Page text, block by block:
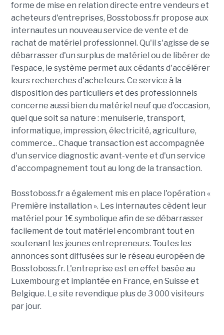
forme de mise en relation directe entre vendeurs et
acheteurs d'entreprises, Bosstoboss.fr propose aux
internautes un nouveau service de vente et de
rachat de matériel professionnel. Qu'il s'agisse de se
débarrasser d'un surplus de matériel ou de libérer de
l'espace, le système permet aux cédants d'accélérer
leurs recherches d'acheteurs. Ce service à la
disposition des particuliers et des professionnels
concerne aussi bien du matériel neuf que d'occasion,
quel que soit sa nature : menuiserie, transport,
informatique, impression, électricité, agriculture,
commerce... Chaque transaction est accompagnée
d'un service diagnostic avant-vente et d'un service
d'accompagnement tout au long de la transaction.
Bosstoboss.fr a également mis en place l'opération «
Première installation ». Les internautes cèdent leur
matériel pour 1€ symbolique afin de se débarrasser
facilement de tout matériel encombrant tout en
soutenant les jeunes entrepreneurs. Toutes les
annonces sont diffusées sur le réseau européen de
Bosstoboss.fr. L'entreprise est en effet basée au
Luxembourg et implantée en France, en Suisse et
Belgique. Le site revendique plus de 3 000 visiteurs
par jour.